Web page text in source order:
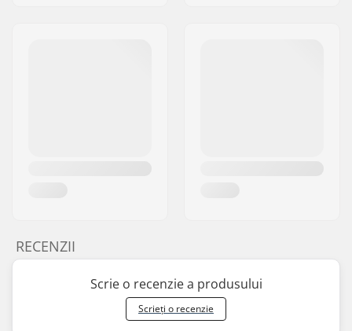
RECENZII
Scrie o recenzie a produsului
Scrieți o recenzie